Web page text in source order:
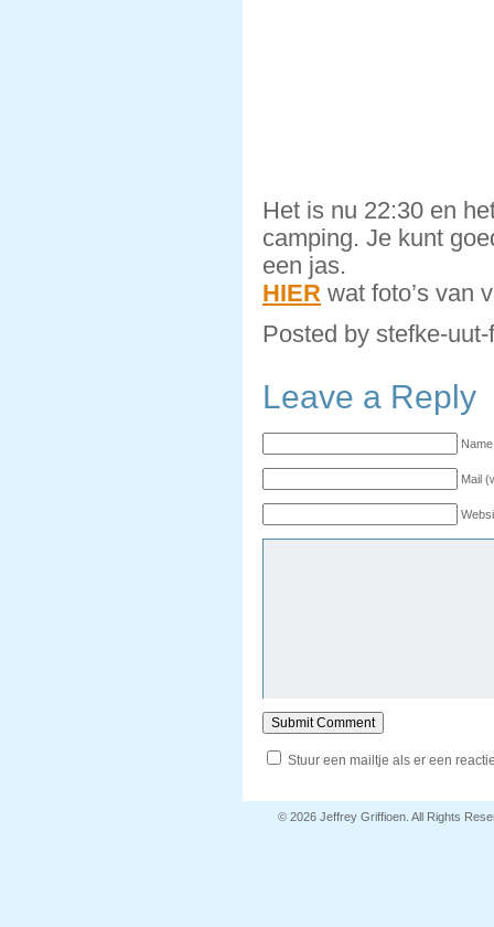
Het is nu 22:30 en
camping. Je kunt
een jas.
HIER wat foto’s van
Posted by stefke-
Leave a Reply
Mail
Stuur een mailtje als er een
© 2026 Jeffrey Griffioen. All Rights